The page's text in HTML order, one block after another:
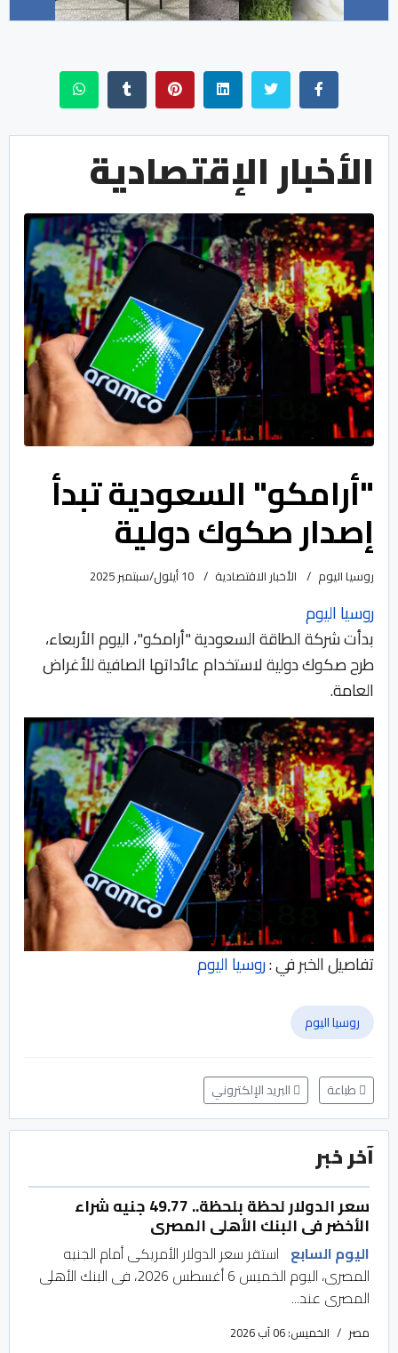
الأخبار الإقتصادية
"أرامكو" السعودية تبدأ
إصدار صكوك دولية
روسيا اليوم الأخبار الاقتصادية 10 أيلول/سبتمبر 2025
روسيا اليوم
بدأت شركة الطاقة السعودية "أرامكو"، اليوم الأربعاء،
طرح صكوك دولية لاستخدام عائداتها الصافية للأغراض
العامة.
تفاصيل الخبر في :روسيا اليوم
روسيا اليوم
طباعة البريد الإلكتروني
آخر خبر
سعر الدولار لحظة بلحظة.. 49.77 جنيه شراء
الأخضر فى البنك الأهلى المصرى
اليوم السابع استقر سعر الدولار الأمريكى أمام الجنيه
المصرى، اليوم الخميس 6 أغسطس 2026، فى البنك الأهلى
المصرى عند...
مصر الخميس: 06 آب 2026